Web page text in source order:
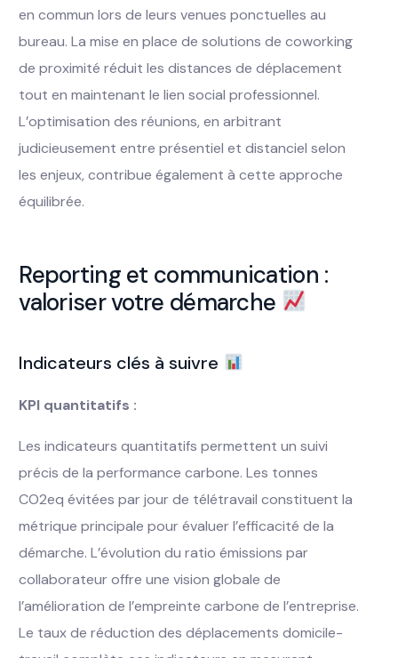
en commun lors de leurs venues ponctuelles au
bureau. La mise en place de solutions de coworking
de proximité réduit les distances de déplacement
tout en maintenant le lien social professionnel.
L’optimisation des réunions, en arbitrant
judicieusement entre présentiel et distanciel selon
les enjeux, contribue également à cette approche
équilibrée.
Reporting et communication :
valoriser votre démarche
Indicateurs clés à suivre
KPI quantitatifs :
Les indicateurs quantitatifs permettent un suivi
précis de la performance carbone. Les tonnes
CO2eq évitées par jour de télétravail constituent la
métrique principale pour évaluer l’efficacité de la
démarche. L’évolution du ratio émissions par
collaborateur offre une vision globale de
l’amélioration de l’empreinte carbone de l’entreprise.
Le taux de réduction des déplacements domicile-